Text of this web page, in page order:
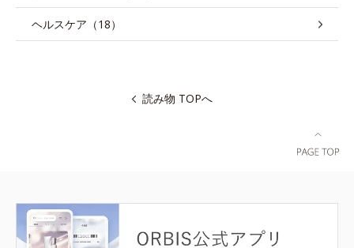
ヘルスケア（18）
読み物 TOPへ